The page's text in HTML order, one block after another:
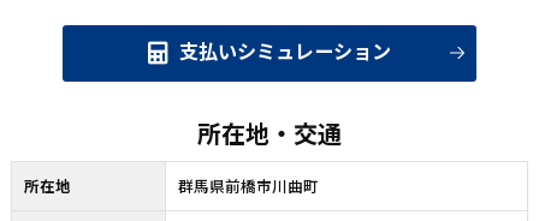
支払いシミュレーション
所在地・交通
所在地 群馬県前橋市川曲町